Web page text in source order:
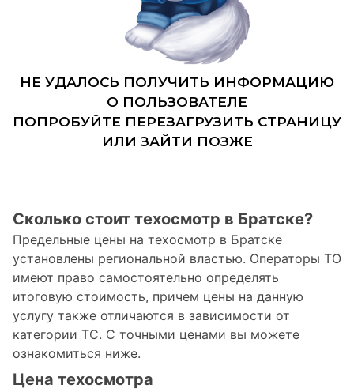
Сколько стоит техосмотр в Братске?
Предельные цены на техосмотр в Братске
установлены региональной властью. Операторы ТО
имеют право самостоятельно определять
итоговую стоимость, причем цены на данную
услугу также отличаются в зависимости от
категории ТС. С точными ценами вы можете
ознакомиться ниже.
Цена техосмотра